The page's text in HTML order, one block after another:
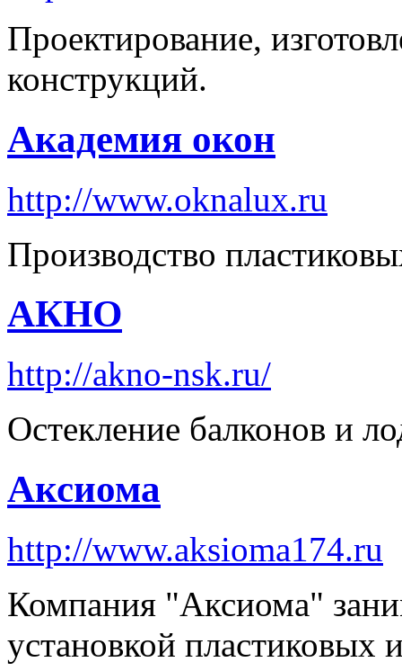
Проектирование,
конструкций.
Академия окон
http://www.oknalux.ru
Производство
АКНО
http://akno-nsk.ru/
Остекление балконов и
Аксиома
http://www.aksioma174.ru
Компания "Аксиома"
установкой